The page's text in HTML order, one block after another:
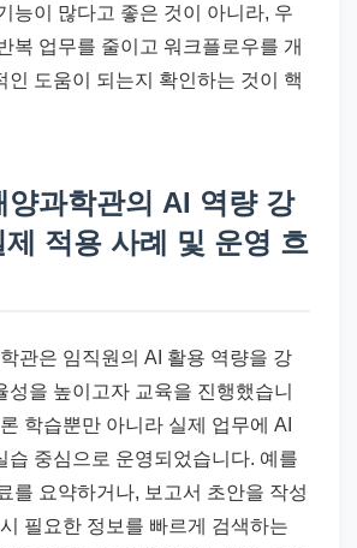
능이 많다고 좋은 것이 아니라, 우
복 업무를 줄이고 워크플로우를 개
인 도움이 되는지 확인하는 것이 핵
양과학관의 AI 역량 강
적용 사례 및 운영 흐
관은 임직원의 AI 활용 역량을 강
성을 높이고자 교육을 진행했습니
학습뿐만 아니라 실제 업무에 AI
습 중심으로 운영되었습니다. 예를
를 요약하거나, 보고서 초안을 작성
필요한 정보를 빠르게 검색하는